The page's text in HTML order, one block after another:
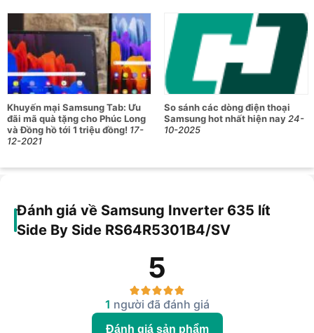
Khuyến mại Samsung Tab: Ưu
đãi mã quà tặng cho Phúc Long
và Đồng hồ tới 1 triệu đồng! 17-
12-2021
So sánh các dòng điện thoại
Samsung hot nhất hiện nay24-
10-2025
Đánh giá về Samsung Inverter 635 lít
Side By Side RS64R5301B4/SV
5
1 người đã đánh giá
Đánh giá sản phẩm